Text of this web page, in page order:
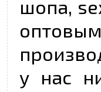
шопа,
у нас